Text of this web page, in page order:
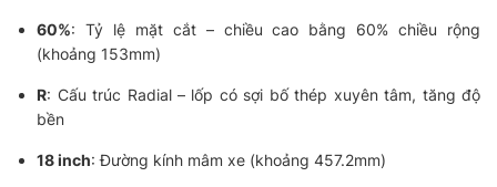
60%: Tỷ lệ mặt cắt – chiều cao bằng 60% chiều rộng
(khoảng 153mm)
R: Cấu trúc Radial – lốp có sợi bố thép xuyên tâm, tăng độ
bền
18 inch: Đường kính mâm xe (khoảng 457.2mm)